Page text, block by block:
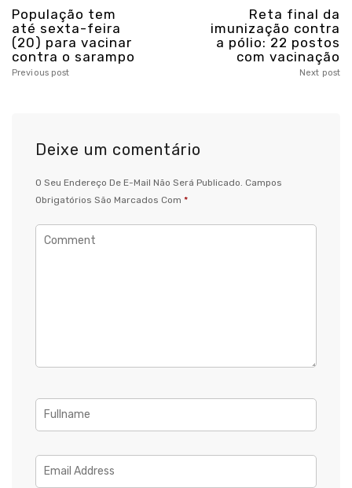
População tem
até sexta-feira
(20) para vacinar
contra o sarampo
Previous post
Reta final da
imunização contra
a pólio: 22 postos
com vacinação
Next post
Deixe um comentário
O Seu Endereço De E-Mail Não Será Publicado. Campos
Obrigatórios São Marcados Com *